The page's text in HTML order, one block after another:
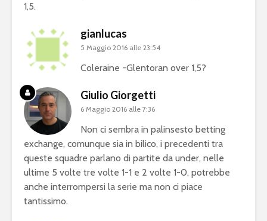
1,5.
gianlucas
5 Maggio 2016 alle 23:54
Coleraine -Glentoran over 1,5?
Giulio Giorgetti
6 Maggio 2016 alle 7:36
Non ci sembra in palinsesto betting
exchange, comunque sia in bilico, i precedenti tra
queste squadre parlano di partite da under, nelle
ultime 5 volte tre volte 1-1 e 2 volte 1-0, potrebbe
anche interrompersi la serie ma non ci piace
tantissimo.